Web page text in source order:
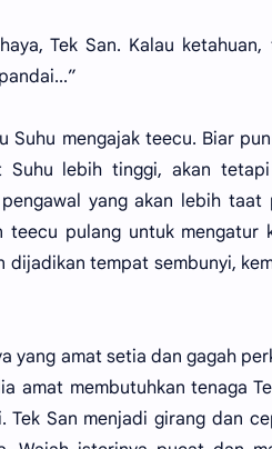
Tek San. Kalau
Suhu mengajak teecu. Biar
lebih tinggi, akan
yang akan lebih taat
teecu pulang untuk mengatur
tempat sembunyi,
yang amat setia dan gagah
amat membutuhkan tenaga
Tek San menjadi girang dan